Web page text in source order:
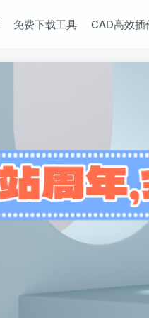
免费下载工具 CAD高效插